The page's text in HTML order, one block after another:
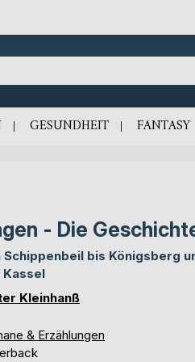
GESUNDHEIT FANTASY
- Die
Schippenbeil bis Königsberg
Kassel
Kleinhanß
& Erzählungen